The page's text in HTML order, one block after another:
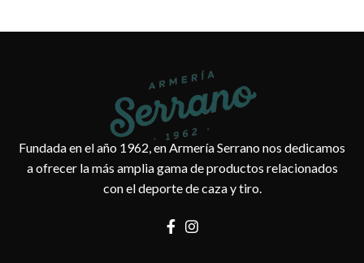
Fundada en el año 1962, en Armería Serrano nos dedicamos
a ofrecer la más amplia gama de productos relacionados
con el deporte de caza y tiro.